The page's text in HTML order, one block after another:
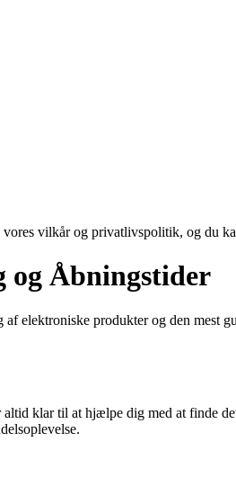
vilkår og privatlivspolitik, og du
og Åbningstider
elektroniske produkter og den mest
klar til at hjælpe dig med at finde